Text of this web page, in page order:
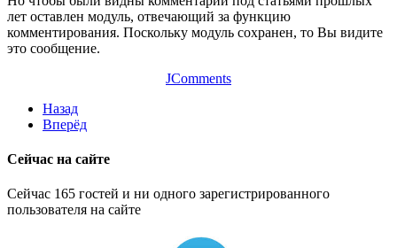
лет оставлен модуль, отвечающий за функцию
комментирования. Поскольку модуль сохранен, то Вы видите
это сообщение.
JComments
Назад
Вперёд
Сейчас на сайте
Сейчас 165 гостей и ни одного зарегистрированного
пользователя на сайте